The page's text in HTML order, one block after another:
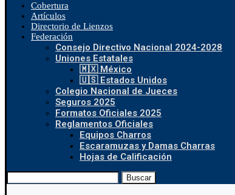
Cobertura
Artículos
Directorio de Lienzos
Federación
Consejo Directivo Nacional 2024-2028
Uniones Estatales
🇲🇽 México
🇺🇸 Estados Unidos
Colegio Nacional de Jueces
Seguros 2025
Formatos Oficiales 2025
Reglamentos Oficiales
Equipos Charros
Escaramuzas y Damas Charras
Hojas de Calificación
Buscar